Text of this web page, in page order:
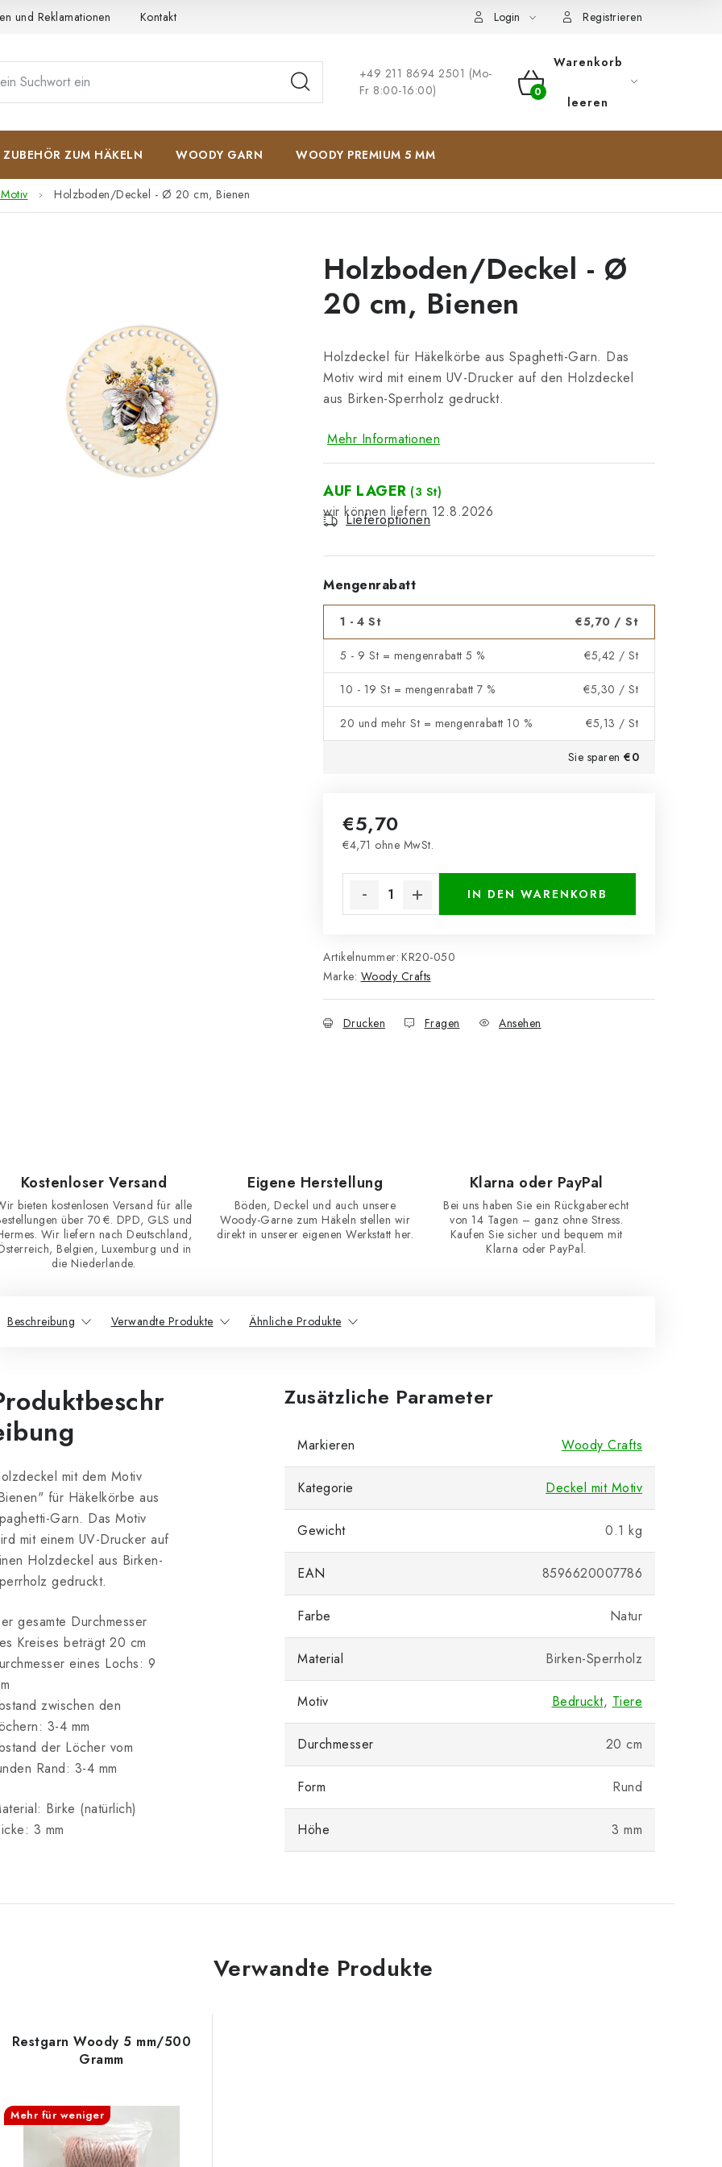
und Reklamationen Kontakt Login Registrieren
+49 211 8694 2501 (Mo-
Fr 8:00-16:00)
WARENKORB
Warenkorb
leeren
ZUBEHÖR ZUM HÄKELN WOODY GARN WOODY PREMIUM 5 MM
Holzboden/Deckel - Ø 20 cm, Bienen
Holzboden/Deckel - Ø
20 cm, Bienen
Holzdeckel für Häkelkörbe aus Spaghetti-Garn. Das
Motiv wird mit einem UV-Drucker auf den Holzdeckel
aus Birken-Sperrholz gedruckt.
Mehr Informationen
AUF LAGER (3 St)
12.8.2026
Lieferoptionen
Mengenrabatt
1 - 4 St €5,70 / St
5 - 9 St = mengenrabatt 5 % €5,42 / St
10 - 19 St = mengenrabatt 7 % €5,30 / St
20 und mehr St = mengenrabatt 10 % €5,13 / St
Sie sparen €0
€5,70
€4,71 ohne MwSt.
IN DEN WARENKORB
Artikelnummer: KR20-050
Marke: Woody Crafts
Drucken Fragen Ansehen
Kostenloser Versand
bieten kostenlosen Versand für alle
über 70 €. DPD, GLS und
Wir liefern nach Deutschland,
Belgien, Luxemburg und in
die Niederlande.
Eigene Herstellung
Böden, Deckel und auch unsere
Woody-Garne zum Häkeln stellen wir
direkt in unserer eigenen Werkstatt her.
Klarna oder PayPal
Bei uns haben Sie ein Rückgaberecht
von 14 Tagen – ganz ohne Stress.
Kaufen Sie sicher und bequem mit
Klarna oder PayPal.
Beschreibung Verwandte Produkte Ähnliche Produkte
mit dem Motiv
für Häkelkörbe aus
Garn. Das Motiv
mit einem UV-Drucker auf
Holzdeckel aus Birken-
gedruckt.
gesamte Durchmesser
Kreises beträgt 20 cm
eines Lochs: 9
zwischen den
3-4 mm
der Löcher vom
Rand: 3-4 mm
Birke (natürlich)
3 mm
Zusätzliche Parameter
Markieren Woody Crafts
Kategorie Deckel mit Motiv
Gewicht 0.1 kg
EAN 8596620007786
Farbe Natur
Material Birken-Sperrholz
Motiv Bedruckt, Tiere
Durchmesser 20 cm
Form Rund
Höhe 3 mm
Verwandte Produkte
Restgarn Woody 5 mm/500
Gramm
Mehr für weniger